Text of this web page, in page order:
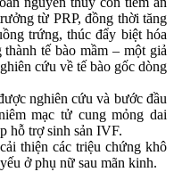
từ PRP, đồng thời tăng
trứng, thúc đẩy biệt hóa
tế bào mầm – một giả
cứu về tế bào gốc dòng
nghiên cứu và bước đầu
mạc tử cung mỏng dai
hỗ trợ sinh sản IVF.
thiện các triệu chứng khô
ở phụ nữ sau mãn kinh.